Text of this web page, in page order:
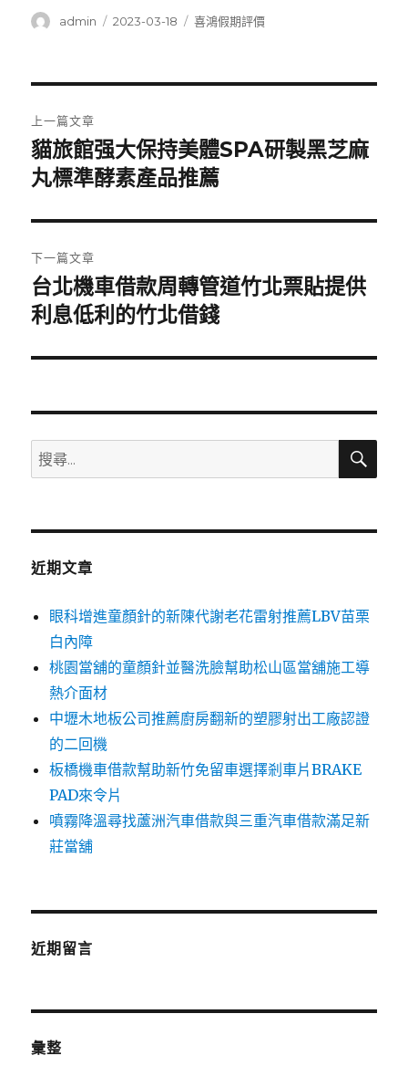
作
admin
發
2023-03-18
分
喜鴻假期評價
章
導
覽
上一篇文章
上
一
文
章:
貓旅館强大保持美體SPA研製黑芝麻
丸標準酵素產品推薦
下一篇文章
下
一
文
台北機車借款周轉管道竹北票貼提供
利息低利的竹北借錢
搜
尋
鍵
搜
近期文章
眼科增進童顏針的新陳代謝老花雷射推薦LBV苗栗
白內障
桃園當舖的童顏針並醫洗臉幫助松山區當舖施工導
熱介面材
中壢木地板公司推薦廚房翻新的塑膠射出工廠認證
的二回機
板橋機車借款幫助新竹免留車選擇剎車片BRAKE
PAD來令片
噴霧降溫尋找蘆洲汽車借款與三重汽車借款滿足新
莊當舖
近期留言
彙整